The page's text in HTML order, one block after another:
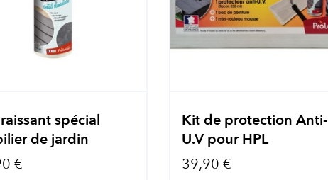
spécial
de jardin
€
Kit de protection Anti-
U.V pour HPL
39,90 €